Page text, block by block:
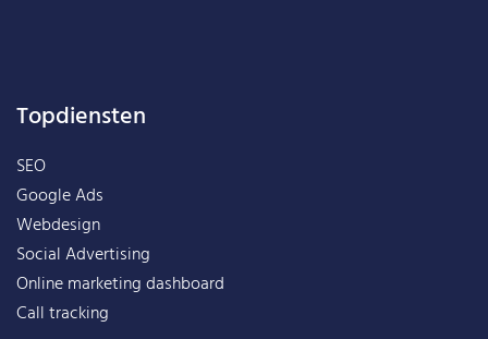
Topdiensten
SEO
Google Ads
Webdesign
Social Advertising
Online marketing dashboard
Call tracking